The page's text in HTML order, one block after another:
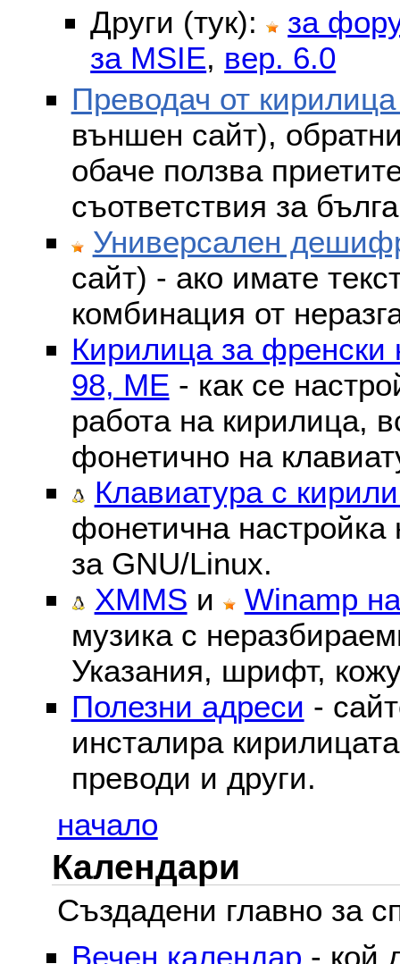
Други (тук):
за
за MSIE, вер. 6.0
Преводач от
външен сайт),
обаче ползва
съответствия за
Универсален
сайт) - ако имате
комбинация от
Кирилица за френски
98, ME - как се
работа на кирилица,
фонетично на
Клавиатура с
фонетична
за GNU/Linux.
XMMS и
Winamp
музика с
Указания, шрифт,
Полезни адреси -
инсталира
преводи и други.
начало
Календари
Създадени главно за
Вечен календар - кой